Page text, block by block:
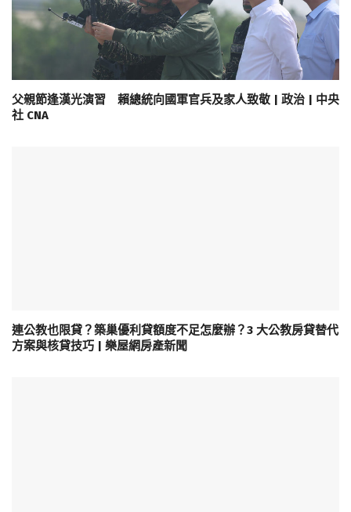
父親節逢漢光演習 賴總統向國軍官兵及家人致敬 | 政治 | 中央
社 CNA
連公教也限貸？築巢優利貸額度不足怎麼辦？3 大公教房貸替代
方案與核貸技巧 | 樂屋網房產新聞